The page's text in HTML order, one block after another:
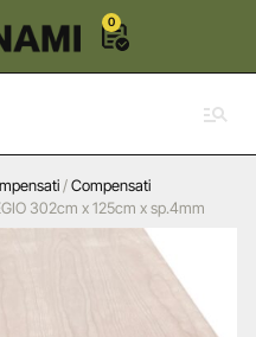
0
/Compensati
302cm x 125cm x sp.4mm